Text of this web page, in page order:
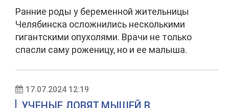
Ранние роды у беременной жительницы
Челябинска осложнились несколькими
гигантскими опухолями. Врачи не только
спасли саму роженицу, но и ее малыша.
17.07.2024 12:19
УЧЕНЫЕ ЛОВЯТ МЫШЕЙ В